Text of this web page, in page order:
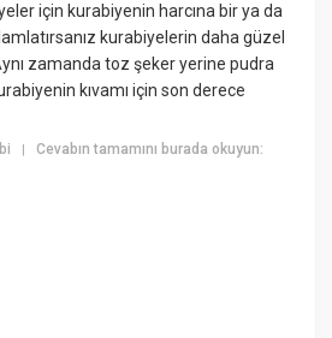
için kurabiyenin harcına bir ya da
kurabiyelerin daha güzel
zamanda toz şeker yerine pudra
kıvamı için son derece
|Cevabın tamamını burada okuyun: